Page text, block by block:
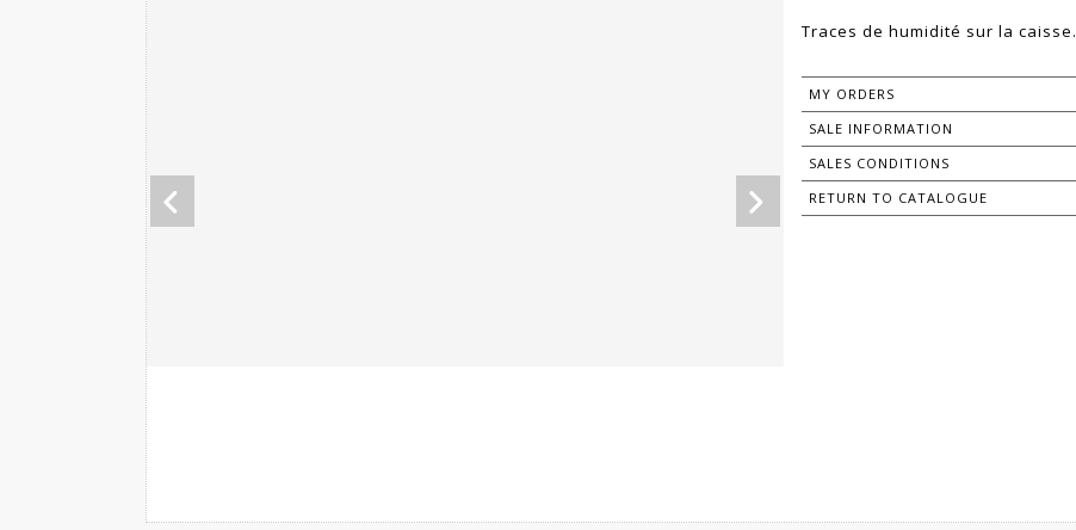
Traces de humidité sur la caisse.
MY ORDERS
SALE INFORMATION
SALES CONDITIONS
RETURN TO CATALOGUE